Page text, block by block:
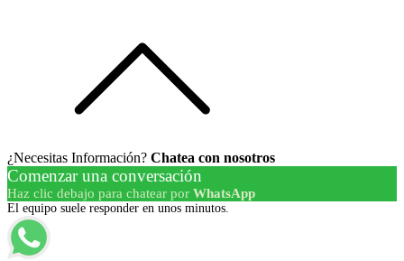
¿Necesitas Información? Chatea con nosotros
Comenzar una conversación
Haz clic debajo para chatear por WhatsApp
El equipo suele responder en unos minutos.